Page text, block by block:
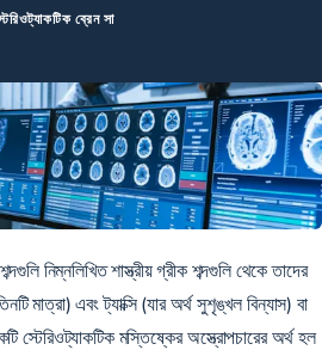
ব্রেন সা
নিম্নলিখিত শাস্ত্রীয় গ্রীক শব্দগুলি থেকে তাদের
মাত্রা) এবং ট্যাক্সি (যার অর্থ সুশৃঙ্খল বিন্যাস) বা
মস্তিষ্কের অস্ত্রোপচারের অর্থ হল